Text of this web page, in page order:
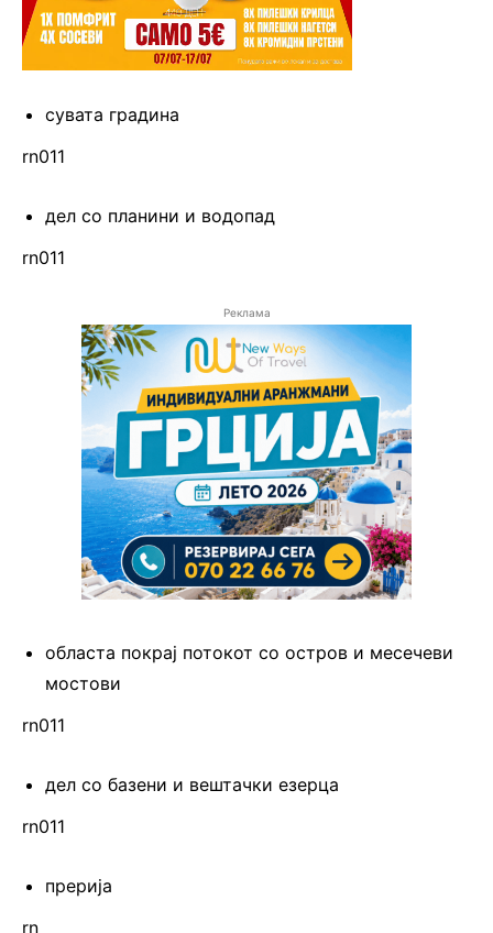
сувата градина
rn011
дел со планини и водопад
rn011
Реклама
областа покрај потокот со остров и месечеви
мостови
rn011
дел со базени и вештачки езерца
rn011
прерија
rn